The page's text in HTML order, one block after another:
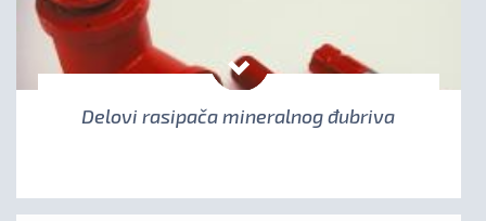
Delovi rasipača mineralnog đubriva